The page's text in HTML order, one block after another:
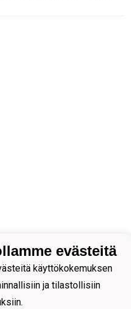
evästeitä
käyttökokemuksen
ja tilastollisiin